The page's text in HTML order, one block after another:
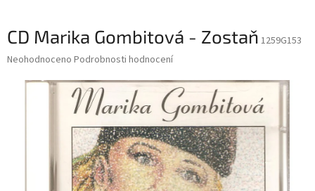
CD Marika Gombitová - Zostaň 1259G153
Průměrné
produktu
Neohodnoceno Podrobnosti hodnocení